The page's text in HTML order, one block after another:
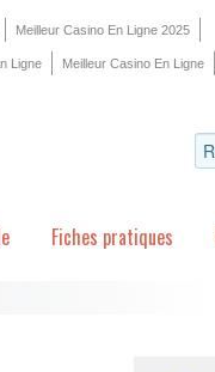
Meilleur Casino En Ligne 2025
Ligne Meilleur Casino En Ligne
Fiches pratiques